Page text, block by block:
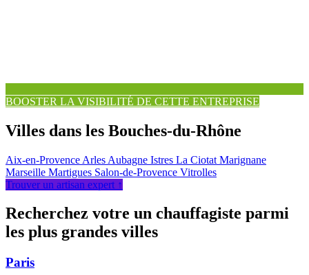
BOOSTER LA VISIBILITÉ DE CETTE ENTREPRISE
Villes dans les Bouches-du-Rhône
Aix-en-Provence Arles Aubagne Istres La Ciotat Marignane
Marseille Martigues Salon-de-Provence Vitrolles
Trouver un artisan expert ↑
Recherchez votre un chauffagiste parmi
les plus grandes villes
Paris